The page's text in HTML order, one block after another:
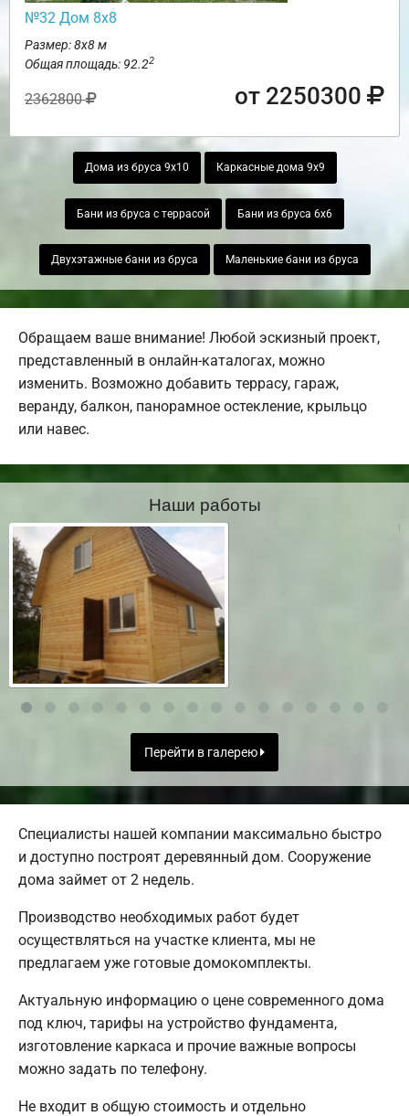
№32 Дом 8х8
Размер: 8х8 м
Общая площадь: 92.22
2362800 от 2250300
Дома из бруса 9х10 Каркасные дома 9х9
Бани из бруса с террасой Бани из бруса 6х6
Двухэтажные бани из бруса Маленькие бани из бруса
Обращаем ваше внимание! Любой эскизный проект,
представленный в онлайн-каталогах, можно
изменить. Возможно добавить террасу, гараж,
веранду, балкон, панорамное остекление, крыльцо
или навес.
Наши работы
Перейти в галерею
Специалисты нашей компании максимально быстро
и доступно построят деревянный дом. Сооружение
дома займет от 2 недель.
Производство необходимых работ будет
осуществляться на участке клиента, мы не
предлагаем уже готовые домокомплекты.
Актуальную информацию о цене современного дома
под ключ, тарифы на устройство фундамента,
изготовление каркаса и прочие важные вопросы
можно задать по телефону.
Не входит в общую стоимость и отдельно